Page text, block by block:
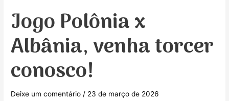
Jogo Polônia x
Albânia, venha torcer
conosco!
Deixe um comentário / 23 de março de 2026